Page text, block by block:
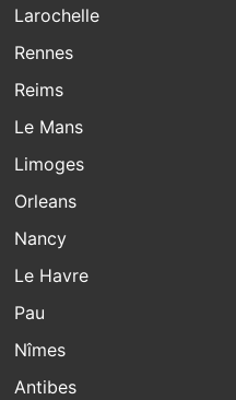
Larochelle
Rennes
Reims
Le Mans
Limoges
Orleans
Nancy
Le Havre
Pau
Nîmes
Antibes